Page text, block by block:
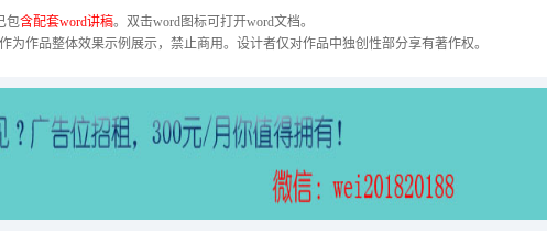
包含配套word讲稿。双击word图标可打开word文档。
为作品整体效果示例展示，禁止商用。设计者仅对作品中独创性部分享有著作权。